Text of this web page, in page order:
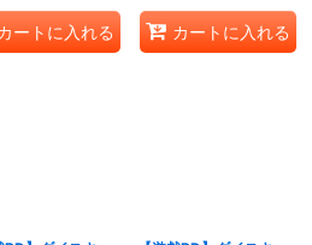
ートに入れる カートに入れる